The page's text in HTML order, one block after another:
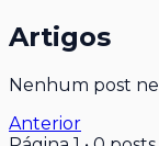
Artigos
Nenhum post
Anterior